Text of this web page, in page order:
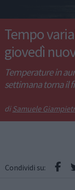
Tempo
giovedì
Temperature in
settimana torna il
Samuele
Condividi su: